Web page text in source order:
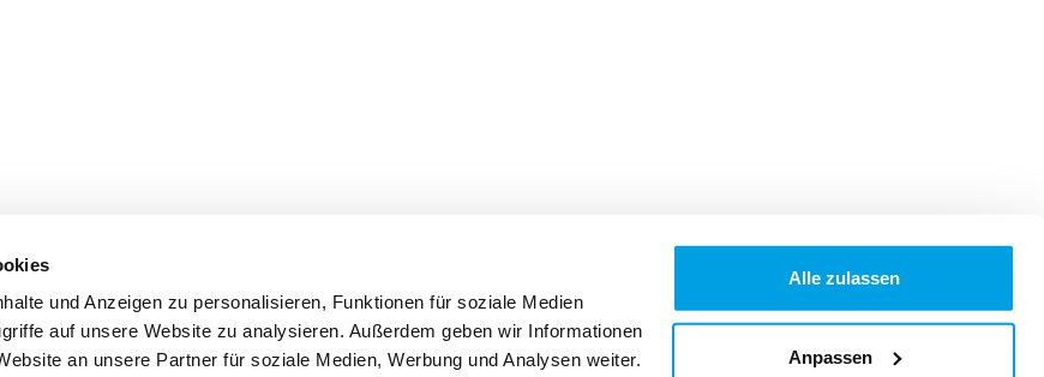
und Anzeigen zu personalisieren, Funktionen für soziale Medien
auf unsere Website zu analysieren. Außerdem geben wir Informationen
an unsere Partner für soziale Medien, Werbung und Analysen weiter.
Alle zulassen
Anpassen